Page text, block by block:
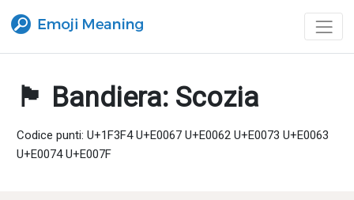
🏴󠁧󠁢󠁳󠁣󠁴󠁿 Bandiera: Scozia
Codice punti: U+1F3F4 U+E0067 U+E0062 U+E0073 U+E0063
U+E0074 U+E007F